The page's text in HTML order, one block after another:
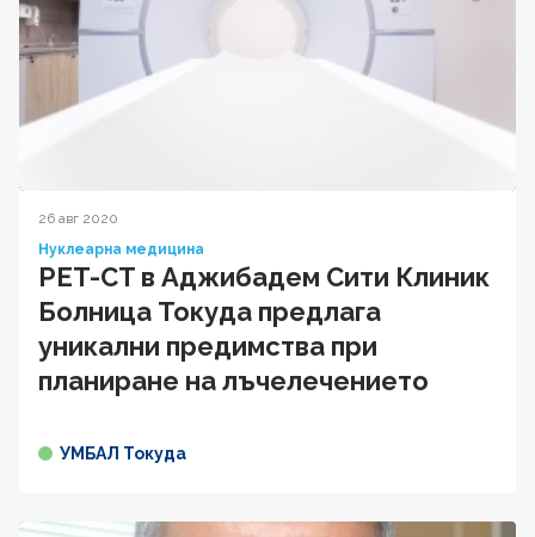
26 авг 2020
Нуклеарна медицина
PET-CT в Аджибадем Сити Клиник
Болница Токуда предлага
уникални предимства при
планиране на лъчелечението
УМБАЛ Токуда